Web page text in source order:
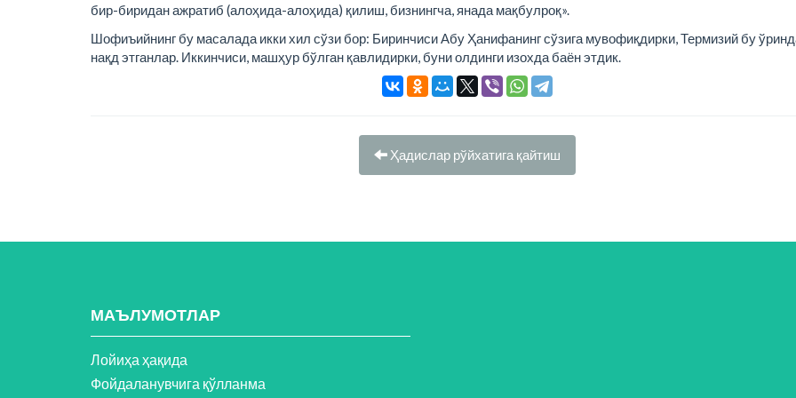
бир-биридан ажратиб (алоҳида-алоҳида) қилиш, бизнингча, янада мақбулроқ».
Шофиъийнинг бу масалада икки хил сўзи бор: Биринчиси Абу Ҳанифанинг сўзига мувофиқдирки, Термизий бу
нақд этганлар. Иккинчиси, машҳур бўлган қавлидирки, буни олдинги изохда баён этдик.
Ҳадислар рўйхатига қайтиш
МАЪЛУМОТЛАР
Лойиҳа ҳақида
Фойдаланувчига қўлланма